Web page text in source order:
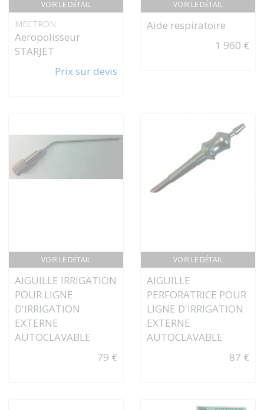
VOIR LE DÉTAIL
MECTRON
Aeropolisseur
STARJET
Prix sur devis
VOIR LE DÉTAIL
Aide respiratoire
1 960 €
VOIR LE DÉTAIL
AIGUILLE IRRIGATION
POUR LIGNE
D'IRRIGATION
EXTERNE
AUTOCLAVABLE
79 €
VOIR LE DÉTAIL
AIGUILLE
PERFORATRICE POUR
LIGNE D'IRRIGATION
EXTERNE
AUTOCLAVABLE
87 €